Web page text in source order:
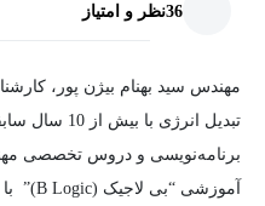
36نظر و امتیاز
مهندس سید بهنام بیژن پور،
تبدیل انرژی
برنامه‌نویسی و دروس تخصصی